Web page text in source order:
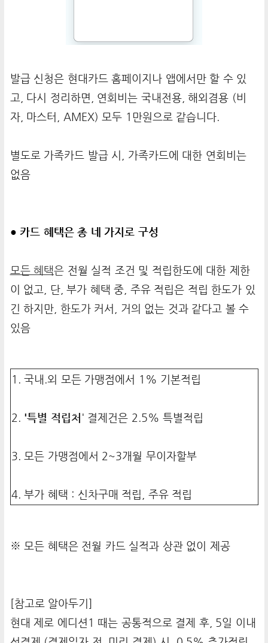
발급 신청은 현대카드 홈페이지나 앱에서만 할 수 있
고, 다시 정리하면, 연회비는 국내전용, 해외겸용 (비
자, 마스터, AMEX) 모두 1만원으로 같습니다.
별도로 가족카드 발급 시, 가족카드에 대한 연회비는
없음
● 카드 혜택은 총 네 가지로 구성
모든 혜택은 전월 실적 조건 및 적립한도에 대한 제한
이 없고, 단, 부가 혜택 중, 주유 적립은 적립 한도가 있
긴 하지만, 한도가 커서, 거의 없는 것과 같다고 볼 수
있음
1. 국내.외 모든 가맹점에서 1% 기본적립
2. '특별 적립처 ' 결제건은 2.5% 특별적립
3. 모든 가맹점에서 2~3개월 무이자할부
4. 부가 혜택 : 신차구매 적립, 주유 적립
※ 모든 혜택은 전월 카드 실적과 상관 없이 제공
[참고로 알아두기]
현대 제로 에디션1 때는 공통적으로 결제 후, 5일 이내